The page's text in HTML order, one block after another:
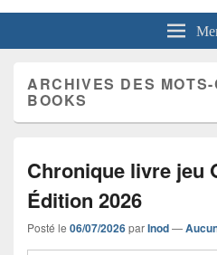
ARCHIVES DES
BOOKS
Chronique livre jeu
Édition 2026
Posté le 06/07/2026parInod—